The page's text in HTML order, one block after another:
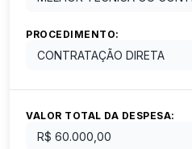
PROCEDIMENTO:
CONTRATAÇÃO DIRETA
VALOR TOTAL DA DESPESA:
R$ 60.000,00